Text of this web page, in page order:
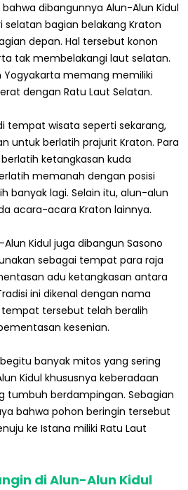
dibangunnya Alun-Alun Kidul
selatan bagian belakang Kraton
depan. Hal tersebut konon
tak membelakangi laut selatan.
Yogyakarta memang memiliki
dengan Ratu Laut Selatan.
tempat wisata seperti sekarang,
untuk berlatih prajurit Kraton. Para
ketangkasan kuda
memanah dengan posisi
banyak lagi. Selain itu, alun-alun
acara-acara Kraton lainnya.
Kidul juga dibangun Sasono
sebagai tempat para raja
adu ketangkasan antara
ini dikenal dengan nama
tempat tersebut telah beralih
kesenian.
banyak mitos yang sering
Kidul khususnya keberadaan
tumbuh berdampingan. Sebagian
bahwa pohon beringin tersebut
ke Istana miliki Ratu Laut
di Alun-Alun Kidul